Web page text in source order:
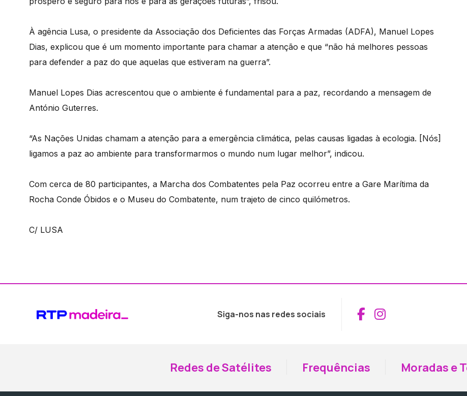
À agência Lusa, o presidente da Associação dos Deficientes das Forças Armadas (ADFA), Manuel Lopes
Dias, explicou que é um momento importante para chamar a atenção e que “não há melhores pessoas
para defender a paz do que aquelas que estiveram na guerra”.
Manuel Lopes Dias acrescentou que o ambiente é fundamental para a paz, recordando a mensagem de
António Guterres.
“As Nações Unidas chamam a atenção para a emergência climática, pelas causas ligadas à ecologia. [Nós]
ligamos a paz ao ambiente para transformarmos o mundo num lugar melhor”, indicou.
Com cerca de 80 participantes, a Marcha dos Combatentes pela Paz ocorreu entre a Gare Marítima da
Rocha Conde Óbidos e o Museu do Combatente, num trajeto de cinco quilómetros.
C/ LUSA
Siga-nos nas redes sociais Aceder ao
Aceder ao
Redes de Satélites Frequências Moradas e